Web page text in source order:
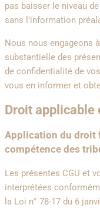
pas baisser le niveau
sans l’information
Nous nous engageons
substantielle des
de confidentialité de
vous en informer et
Droit applicable
Application du droit
compétence des
Les présentes CGU et
interprétées
la Loi n° 78-17 du 6